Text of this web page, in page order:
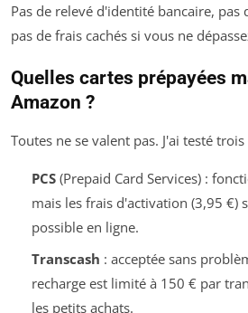
Pas de relevé d'identité bancaire, pas
pas de frais cachés si vous ne
Quelles cartes prépayées
Amazon ?
Toutes ne se valent pas. J'ai testé
PCS(Prepaid Card Services) :
mais les frais d'activation (3,95 €)
possible en ligne.
Transcash : acceptée sans
recharge est limité à 150 € par
les petits achats.